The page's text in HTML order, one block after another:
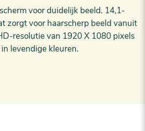
voor duidelijk beeld. 14,1-
zorgt voor haarscherp beeld vanuit
resolutie van 1920 X 1080 pixels
levendige kleuren.